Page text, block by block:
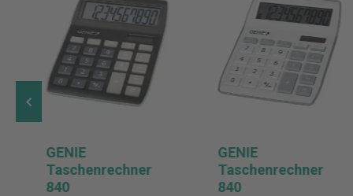
GENIE
Taschenrechner
840
GENIE
Taschenrechner
840